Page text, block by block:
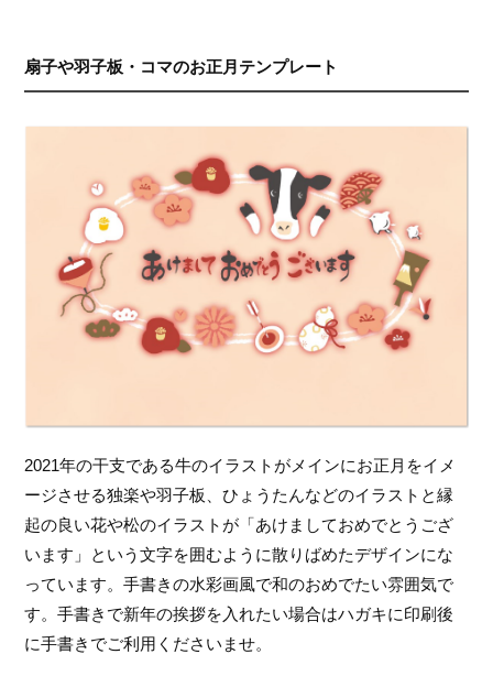
扇子や羽子板・コマのお正月テンプレート
2021年の干支である牛のイラストがメインにお正月をイメ
ージさせる独楽や羽子板、ひょうたんなどのイラストと縁
起の良い花や松のイラストが「あけましておめでとうござ
います」という文字を囲むように散りばめたデザインにな
っています。手書きの水彩画風で和のおめでたい雰囲気で
す。手書きで新年の挨拶を入れたい場合はハガキに印刷後
に手書きでご利用くださいませ。